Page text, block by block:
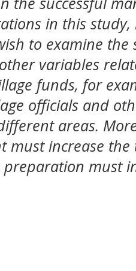
in this
to examine
variables
funds, for
officials and
areas.
must increase
must